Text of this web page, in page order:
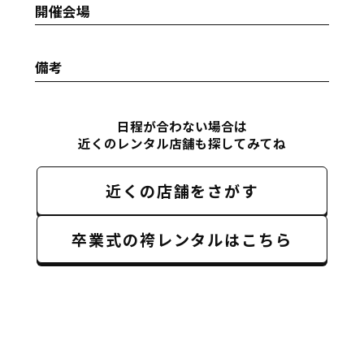
開催会場
備考
日程が合わない場合は
近くのレンタル店舗も探してみてね
近くの店舗をさがす
卒業式の袴レンタルはこちら